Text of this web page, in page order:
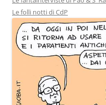
Le folli notti di CdP